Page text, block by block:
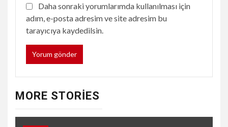
Daha sonraki yorumlarımda kullanılması için
adım, e-posta adresim ve site adresim bu
tarayıcıya kaydedilsin.
MORE STORIES